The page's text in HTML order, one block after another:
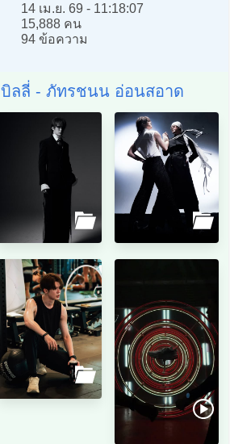
14 เม.ย. 69 - 11:18:07
15,888 คน
94 ข้อความ
บิลลี่ - ภัทรชนน อ่อนสอาด